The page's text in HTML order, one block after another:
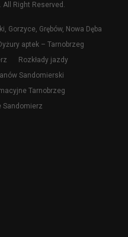
All Right Reserved.
Gorzyce, Grębów, Nowa Dęba
aptek – Tarnobrzeg
Rozkłady jazdy
Sandomierski
Tarnobrzeg
Sandomierz